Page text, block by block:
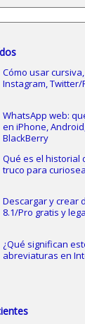
Cómo usar
Instagram, Twitter/
WhatsApp web:
en iPhone,
BlackBerry
Qué es el historial
truco para
Descargar y crear
8.1/Pro gratis y
¿Qué significan
abreviaturas en